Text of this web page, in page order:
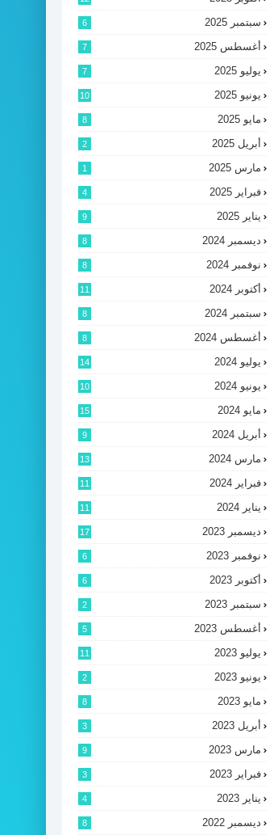
سبتمبر 2025 6
أغسطس 2025 7
يوليو 2025 7
يونيو 2025 10
مايو 2025 8
أبريل 2025 2
مارس 2025 1
فبراير 2025 4
يناير 2025 9
ديسمبر 2024 8
نوفمبر 2024 8
أكتوبر 2024 11
سبتمبر 2024 8
أغسطس 2024 8
يوليو 2024 14
يونيو 2024 10
مايو 2024 15
أبريل 2024 9
مارس 2024 13
فبراير 2024 11
يناير 2024 11
ديسمبر 2023 17
نوفمبر 2023 6
أكتوبر 2023 6
سبتمبر 2023 2
أغسطس 2023 5
يوليو 2023 11
يونيو 2023 2
مايو 2023 8
أبريل 2023 3
مارس 2023 9
فبراير 2023 3
يناير 2023 4
ديسمبر 2022 8